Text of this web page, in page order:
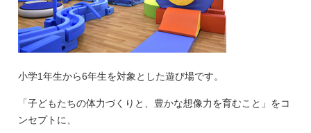
小学1年生から6年生を対象とした遊び場です。
「子どもたちの体力づくりと、豊かな想像力を育むこと」をコ
ンセプトに、